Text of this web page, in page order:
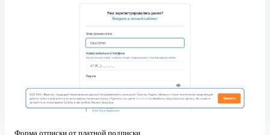
Форма отписки от платной подписки